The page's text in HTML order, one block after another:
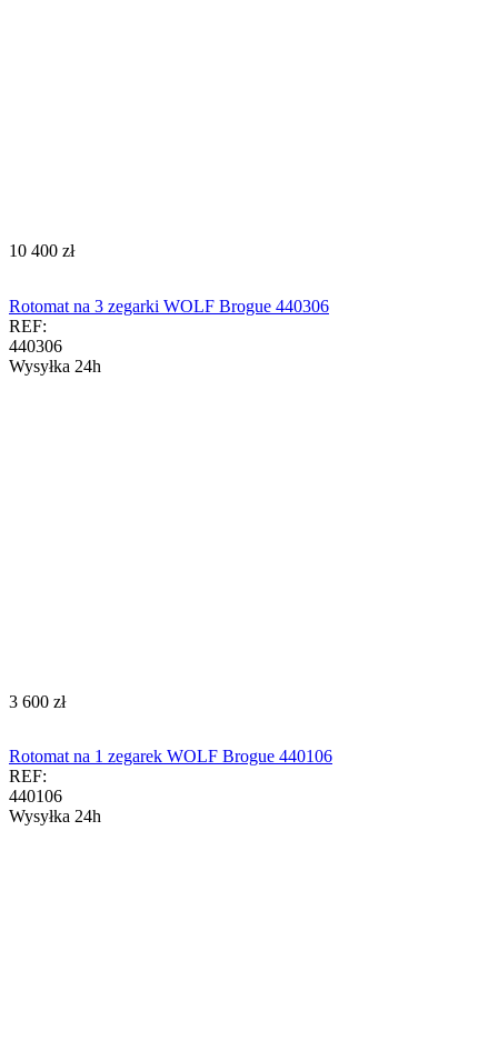
‍10 400‍ zł
Rotomat na 3 zegarki WOLF Brogue 440306
REF:
440306
Wysyłka 24h
‍3 600‍ zł
Rotomat na 1 zegarek WOLF Brogue 440106
REF:
440106
Wysyłka 24h